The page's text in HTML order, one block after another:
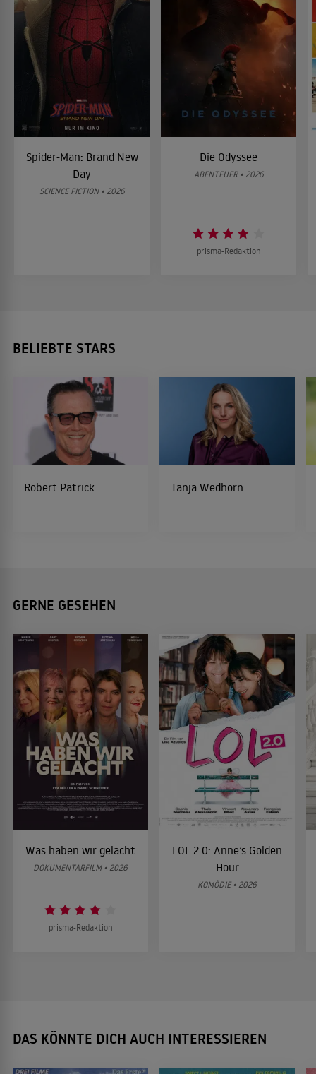
Spider-Man: Brand New
Day
SCIENCE FICTION • 2026
Die Odyssee
ABENTEUER • 2026
prisma-Redaktion
BELIEBTE STARS
Robert Patrick Tanja Wedhorn
GERNE GESEHEN
Was haben wir gelacht
DOKUMENTARFILM • 2026
prisma-Redaktion
LOL 2.0: Anne’s Golden
Hour
KOMÖDIE • 2026
DAS KÖNNTE DICH AUCH INTERESSIEREN